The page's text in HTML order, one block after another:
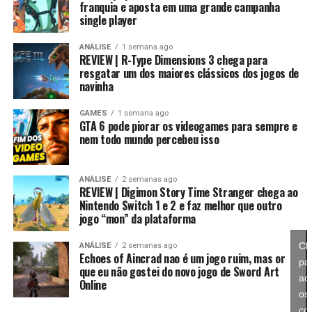
Essa mudança também pode representar um passo
importante para o futuro da franquia. Durante muitos
anos, Splatoon foi visto principalmente como um jogo
competitivo, mas Splatoon Raiders mostra que existe
espaço para expandir esse universo com uma campanha
mais ambiciosa e cheia de conteúdo. Caso a recepção dos
jogadores seja positiva, é bem possível que a Nintendo
continue investindo nesse formato e transforme o modo
história em um dos pilares da série daqui para frente.
No fim das contas, fica a sensação de que Splatoon
Raiders funciona como um grande laboratório para o
futuro da franquia. A Nintendo parece estar testando
novas mecânicas, um mundo mais aberto, sistemas de
progressão e uma campanha muito mais ambiciosa para
entender como os jogadores vão reagir. Se a recepção
for positiva, é bem possível que muitas dessas ideias
franquia e aposta em uma grande campanha
single player
ANÁLISE 1 semana ago
REVIEW | R-Type Dimensions 3 chega para
resgatar um dos maiores clássicos dos jogos de
navinha
GAMES 1 semana ago
GTA 6 pode piorar os videogames para sempre e
nem todo mundo percebeu isso
ANÁLISE 2 semanas ago
REVIEW | Digimon Story Time Stranger chega ao
Nintendo Switch 1 e 2 e faz melhor que outro
jogo “mon” da plataforma
ANÁLISE 2 semanas ago
Echoes of Aincrad nao é um jogo ruim, mas or
que eu não gostei do novo jogo de Sword Art
Online
os